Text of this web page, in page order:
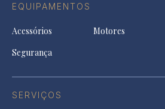
EQUIPAMENTOS
Acessórios Motores
Segurança
SERVIÇOS